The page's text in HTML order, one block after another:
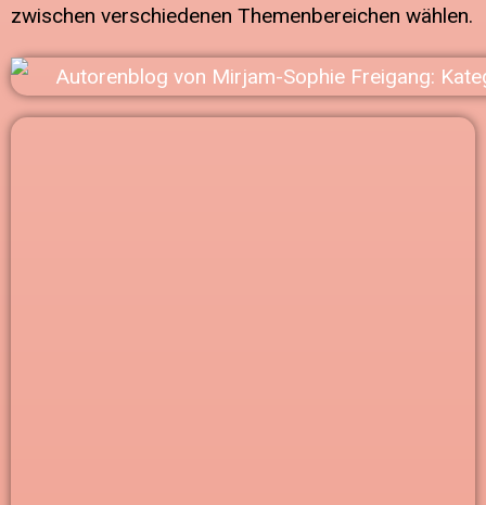
zwischen verschiedenen Themenbereichen wählen.